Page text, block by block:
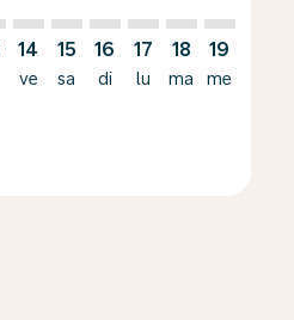
14
ve
15
sa
16
di
17
lu
18
ma
19
me